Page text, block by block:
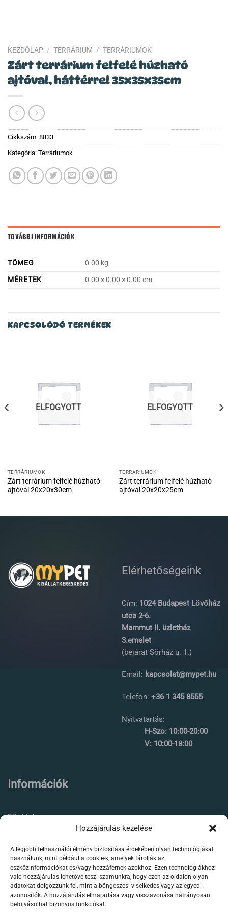
Hozzájárulás kezelése
A legjobb felhasználói élmény biztosítása érdekében olyan technológiákat
használunk, mint például a cookie-k, amelyek tárolják az
eszközinformációkat és/vagy hozzáférnek azokhoz. Ezen technológiákhoz
való hozzájárulás lehetővé teszi számunkra, hogy ezen az oldalon olyan
adatokat dolgozzunk fel, mint a böngészési viselkedés vagy az egyedi
azonosítók. A hozzájárulás elmaradása vagy visszavonása hátrányosan
befolyásolhat bizonyos funkciókat.
KEZDŐLAP / TERRÁRIUM / TERRÁRIUMOK
Zárt terrárium felfelé húzható
ajtóval, háttérrel 35x35x35cm
Cikkszám: 8833
Kategória: Terráriumok
TOVÁBBI INFORMÁCIÓK
TÖMEG
0.00 kg
MÉRETEK
0.00 × 0.00 × 0.00 cm
KAPCSOLÓDÓ TERMÉKEK
ELFOGYOTT
TERRÁRIUMOK
Zárt terrárium felfelé húzható
ajtóval 20x20x30cm
ELFOGYOTT
TERRÁRIUMOK
Zárt terrárium felfelé húzható
ajtóval 20x20x25cm
Elérhetőségeink
Cím: 1024 Budapest Lövőház
utca 2-6.
Mammut II. üzletház
3.emelet
(bejárat Sörház u. 1.)
Email: kapcsolat@mypet.hu
Telefon: +36 1 345 8555
Nyitvatartás:
H-Szo: 10:00-20:00
V: 10:00-18:00
Információk
Főoldal
Élőállat kereskedés
Forgalmazott termékeink
Szaktanácsadás /